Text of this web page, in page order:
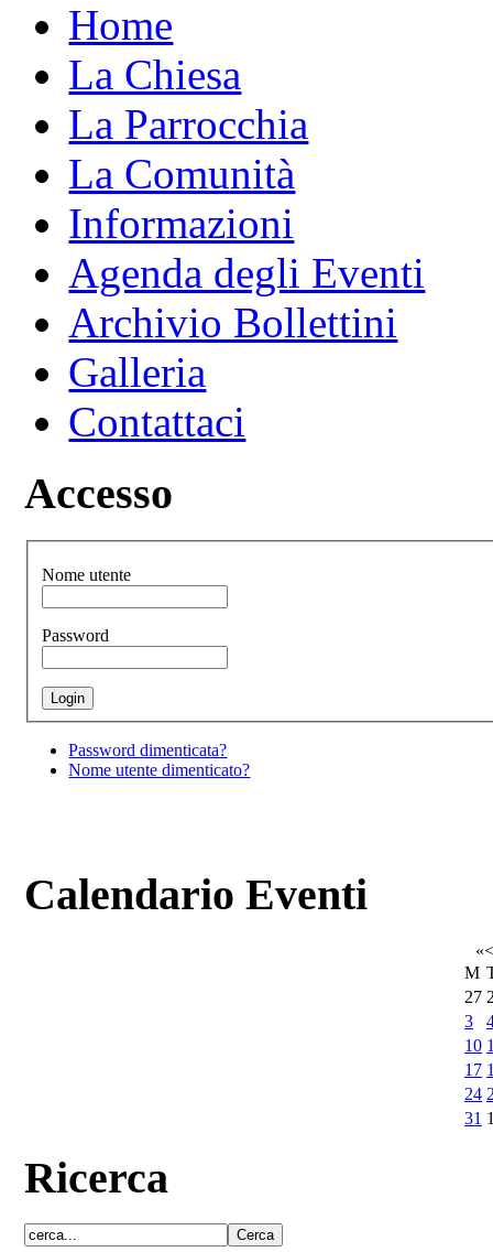
Home
La Chiesa
La Parrocchia
La Comunità
Informazioni
Agenda degli Eventi
Archivio Bollettini
Galleria
Contattaci
Accesso
Nome utente
Password
Password dimenticata?
Nome utente dimenticato?
Calendario Eventi
«<
M
27
3
10
17
24
31
Ricerca